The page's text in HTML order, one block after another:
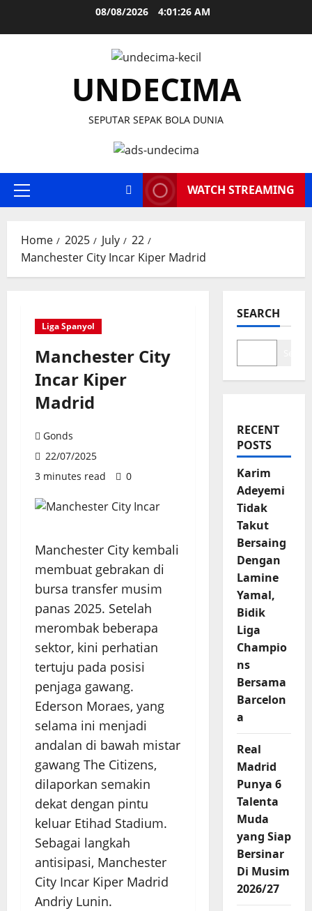
08/08/2026 4:01:26 AM
UNDECIMA
SEPUTAR SEPAK BOLA DUNIA
Primary
WATCH STREAMING
Home 2025 July
22
Manchester City Incar Kiper Madrid
Liga Spanyol
Manchester City
Incar Kiper
Madrid
Gonds
22/07/2025
3 minutes read
0
Manchester City kembali
membuat gebrakan di
bursa transfer musim
panas 2025. Setelah
merombak beberapa
sektor, kini perhatian
tertuju pada posisi
penjaga gawang.
Ederson Moraes, yang
selama ini menjadi
andalan di bawah mistar
gawang The Citizens,
dilaporkan semakin
dekat dengan pintu
keluar Etihad Stadium.
Sebagai langkah
antisipasi, Manchester
City Incar Kiper Madrid
Andriy Lunin.
SEARCH
RECENT
POSTS
Karim
Adeyemi
Tidak
Takut
Bersaing
Dengan
Lamine
Yamal,
Bidik
Liga
Champio
ns
Bersama
Barcelon
a
Real
Madrid
Punya 6
Talenta
Muda
yang Siap
Bersinar
Di Musim
2026/27